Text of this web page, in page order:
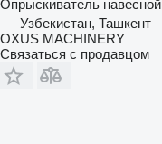
Опрыскиватель навесной
Узбекистан, Ташкент
OXUS MACHINERY
Связаться с продавцом